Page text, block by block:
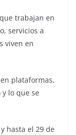
trabajan en
servicios a
viven en
plataformas,
lo que se
hasta el 29 de